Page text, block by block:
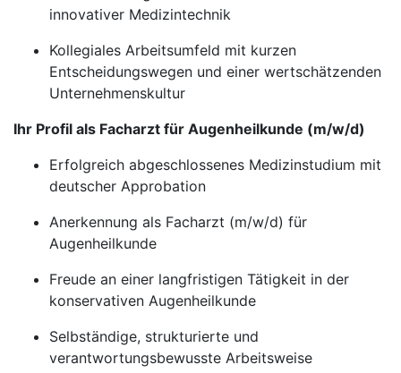
innovativer Medizintechnik
Kollegiales Arbeitsumfeld mit kurzen
Entscheidungswegen und einer wertschätzenden
Unternehmenskultur
Ihr Profil als Facharzt für Augenheilkunde (m/w/d)
Erfolgreich abgeschlossenes Medizinstudium mit
deutscher Approbation
Anerkennung als Facharzt (m/w/d) für
Augenheilkunde
Freude an einer langfristigen Tätigkeit in der
konservativen Augenheilkunde
Selbständige, strukturierte und
verantwortungsbewusste Arbeitsweise